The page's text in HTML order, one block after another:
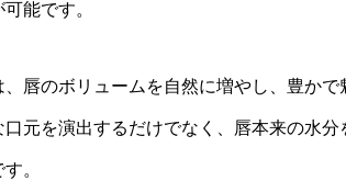
能です。
唇のボリュームを自然に増やし、豊か
元を演出するだけでなく、唇本来の水
。